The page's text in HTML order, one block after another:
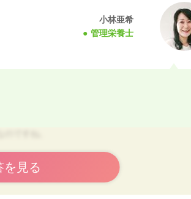
小林亜希
管理栄養士
目安となっています。
を見る